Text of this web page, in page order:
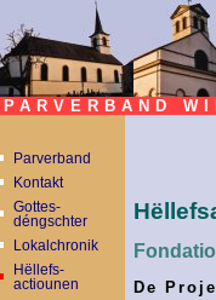
PARVERBAND
Parverband
Kontakt
Gottes-
déngschter
Lokalchronik
Hëllefs-
actiounen
De